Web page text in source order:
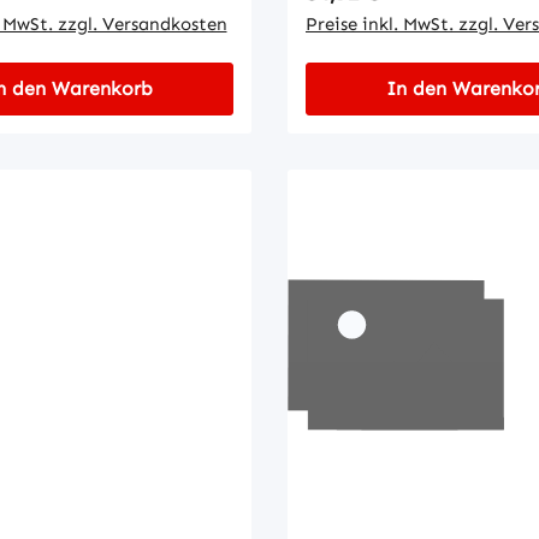
800 Hz
zzgl. Versandkosten
den Warenkorb
Preise inkl. MwSt. zzgl.
In den